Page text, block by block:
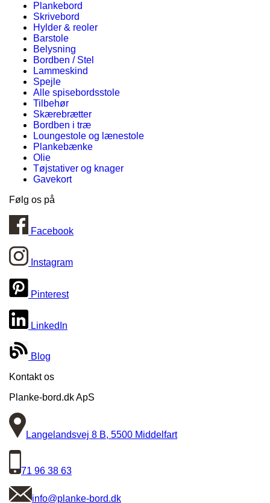
Plankebord
Skrivebord
Hylder & reoler
Barstole
Belysning
Bordben / Stel
Lammeskind
Spejle
Alle spisebordsstole
Tilbehør
Skærebrætter
Bordben i træ
Loungestole og lænestole
Plankebænke
Olie
Tøjstativer og knager
Gavekort
Følg os på
Facebook
Instagram
Pinterest
LinkedIn
Blog
Kontakt os
Planke-bord.dk ApS
Langelandsvej 8 B, 5500 Middelfart
71 96 38 63
info@planke-bord.dk